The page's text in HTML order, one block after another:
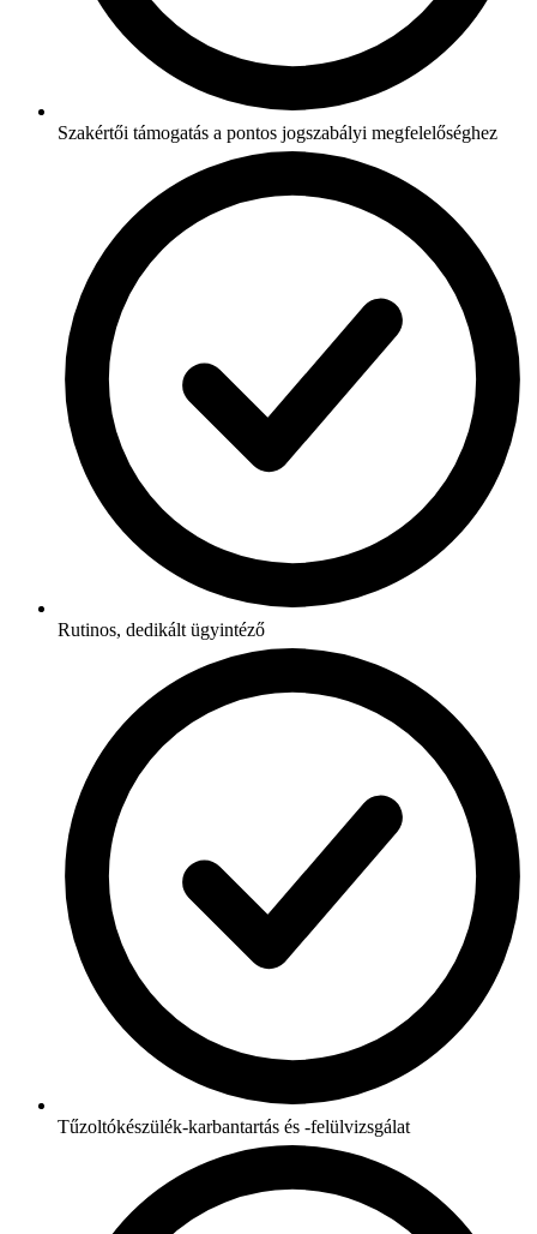
Szakértői támogatás a pontos jogszabályi megfelelőséghez
Rutinos, dedikált ügyintéző
Tűzoltókészülék-karbantartás és -felülvizsgálat